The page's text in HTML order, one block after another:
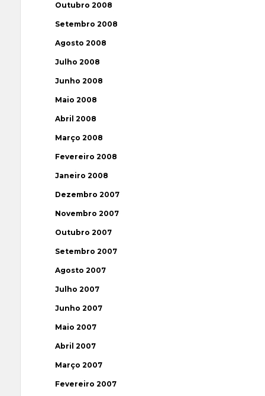
Outubro 2008
Setembro 2008
Agosto 2008
Julho 2008
Junho 2008
Maio 2008
Abril 2008
Março 2008
Fevereiro 2008
Janeiro 2008
Dezembro 2007
Novembro 2007
Outubro 2007
Setembro 2007
Agosto 2007
Julho 2007
Junho 2007
Maio 2007
Abril 2007
Março 2007
Fevereiro 2007